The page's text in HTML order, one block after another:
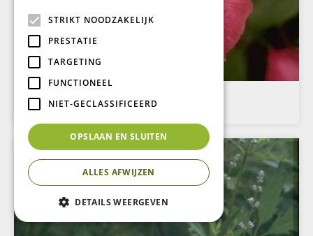
Clematis 'Ville de Lyon'
STRIKT NOODZAKELIJK
PRESTATIE
TARGETING
FUNCTIONEEL
NIET-GECLASSIFICEERD
OPSLAAN EN SLUITEN
ALLES AFWIJZEN
DETAILS WEERGEVEN